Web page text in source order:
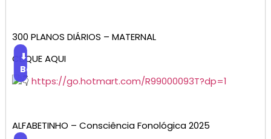
300 PLANOS DIÁRIOS – MATERNAL
CLIQUE AQUI
⬇
Baixar
https://go.hotmart.com/R99000093T?dp=1
ALFABETINHO – Consciência Fonológica 2025